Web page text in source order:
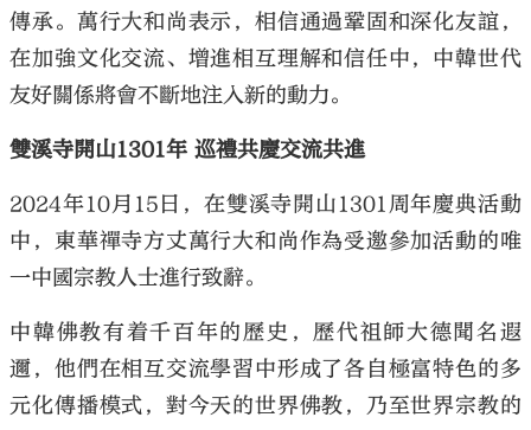
傳承。萬行大和尚表示，相信通過鞏固和深化友誼，
在加強文化交流、增進相互理解和信任中，中韓世代
友好關係將會不斷地注入新的動力。
雙溪寺開山1301年 巡禮共慶交流共進
2024年10月15日，在雙溪寺開山1301周年慶典活動
中，東華禪寺方丈萬行大和尚作為受邀參加活動的唯
一中國宗教人士進行致辭。
中韓佛教有着千百年的歷史，歷代祖師大德聞名遐
邇，他們在相互交流學習中形成了各自極富特色的多
元化傳播模式，對今天的世界佛教，乃至世界宗教的